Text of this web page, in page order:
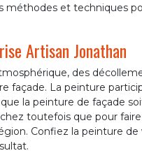
méthodes et techniques
Artisan Jonathan
des
façade. La peinture
la peinture de façade
toutefois que pour
Confiez la peinture de